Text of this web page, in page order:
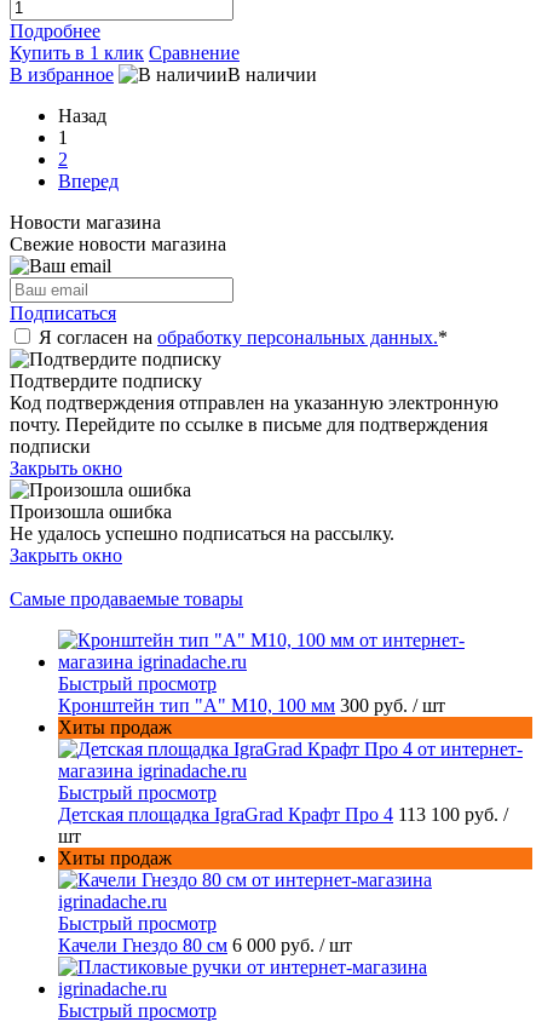
Подробнее
Купить в 1 клик Сравнение
В избранное
В наличии
Назад
1
2
Вперед
Новости магазина
Свежие новости магазина
Подписаться
Я согласен на обработку персональных данных.*
Подтвердите подписку
Код подтверждения отправлен на указанную электронную
почту. Перейдите по ссылке в письме для подтверждения
подписки
Закрыть окно
Произошла ошибка
Не удалось успешно подписаться на рассылку.
Закрыть окно
Самые продаваемые товары
Быстрый просмотр
Кронштейн тип "A" M10, 100 мм 300 руб. / шт
Хиты продаж
Быстрый просмотр
Детская площадка IgraGrad Крафт Про 4 113 100 руб. /
шт
Хиты продаж
Быстрый просмотр
Качели Гнездо 80 см 6 000 руб. / шт
Быстрый просмотр